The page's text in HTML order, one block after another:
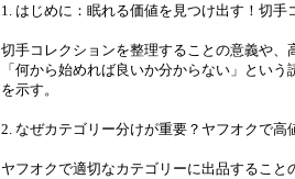
1. はじめに：眠れる価値を見つけ出す！切手
切手コレクションを整理することの意義や、
「何から始めれば良いか分からない」とい
を示す。
2. なぜカテゴリー分けが重要？ヤフオクで高
ヤフオクで適切なカテゴリーに出品すること